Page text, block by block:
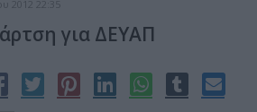
2012 22:35
για ΔΕΥΑΠ